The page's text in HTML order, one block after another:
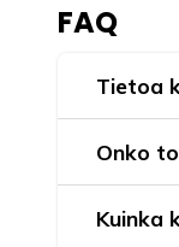
FAQ
Tietoa
Onko
Kuinka